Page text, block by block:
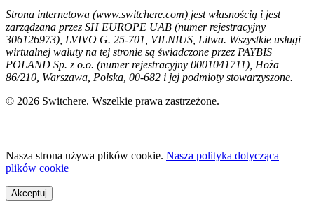
Strona internetowa (www.switchere.com) jest własnością i jest
zarządzana przez SH EUROPE UAB (numer rejestracyjny
306126973), LVIVO G. 25-701, VILNIUS, Litwa. Wszystkie usługi
wirtualnej waluty na tej stronie są świadczone przez PAYBIS
POLAND Sp. z o.o. (numer rejestracyjny 0001041711), Hoża
86/210, Warszawa, Polska, 00-682 i jej podmioty stowarzyszone.
© 2026 Switchere. Wszelkie prawa zastrzeżone.
Nasza strona używa plików cookie. Nasza polityka dotycząca
plików cookie
Akceptuj